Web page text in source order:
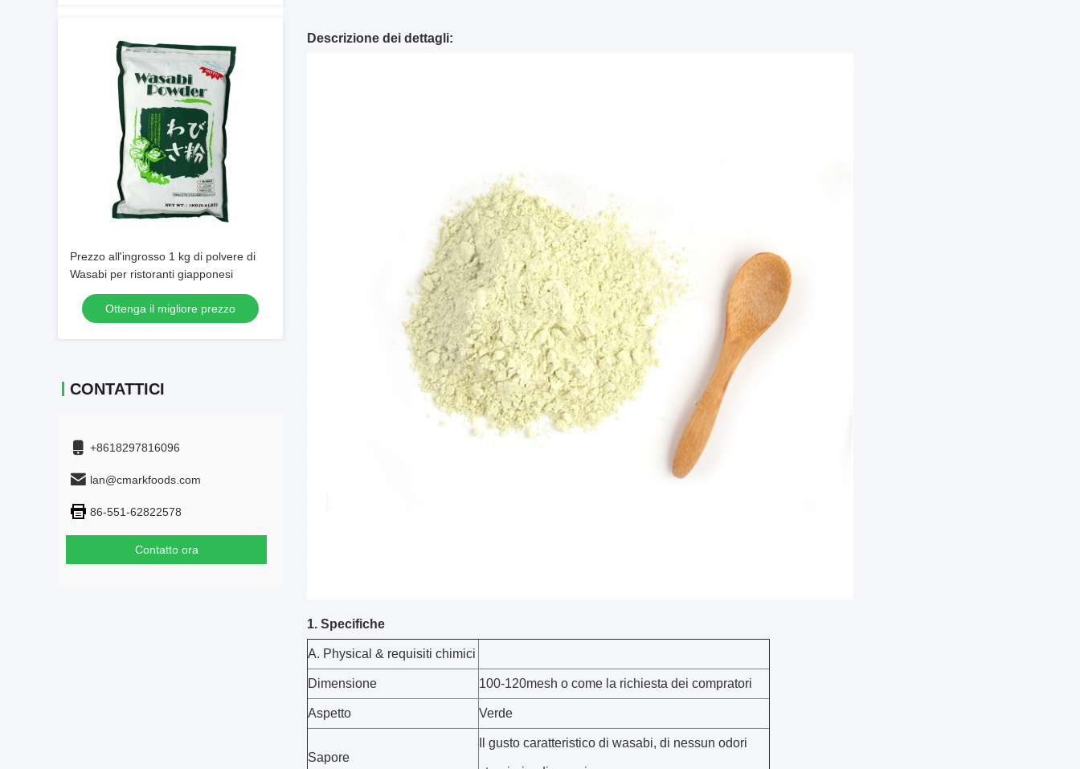
Prezzo all'ingrosso 1 kg di polvere di
Wasabi per ristoranti giapponesi
Ottenga il migliore prezzo
CONTATTICI
+8618297816096
lan@cmarkfoods.com
86-551-62822578
Contatto ora
Descrizione dei dettagli:
1. Specifiche
A. Physical & requisiti chimici
Dimensione 100-120mesh o come la richiesta dei compratori
Aspetto Verde
Sapore
Il gusto caratteristico di wasabi, di nessun odori